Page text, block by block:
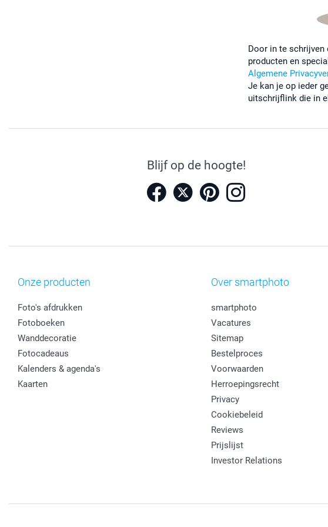
Door in te
producten en
Algemene
Je kan je op ieder
uitschrijflink die in
Blijf op de hoogte!
Onze producten
Foto's afdrukken
Fotoboeken
Wanddecoratie
Fotocadeaus
Kalenders & agenda's
Kaarten
Over smartphoto
smartphoto
Vacatures
Sitemap
Bestelproces
Voorwaarden
Herroepingsrecht
Privacy
Cookiebeleid
Reviews
Prijslijst
Investor Relations